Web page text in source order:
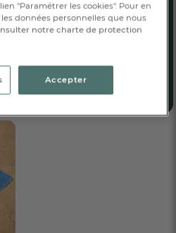
"Paramétrer les cookies". Pour en
données personnelles que nous
notre charte de protection
Accepter